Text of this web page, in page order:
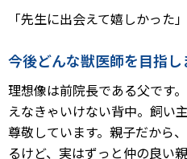
「先生に出会えて嬉しかった
今後どんな獣医師を目指し
理想像は前院長である父です
えなきゃいけない背中。飼い
尊敬しています。親子だから
るけど、実はずっと仲の良い